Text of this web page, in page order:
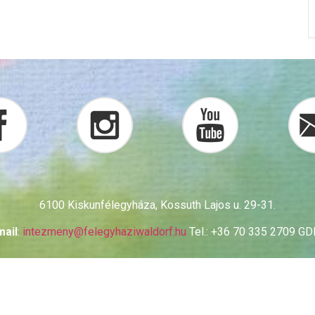
6100 Kiskunfélegyháza, Kossuth Lajos u. 29-31.
: intezmeny@felegyhaziwaldorf.hu Tel.: +36 70 335 2709